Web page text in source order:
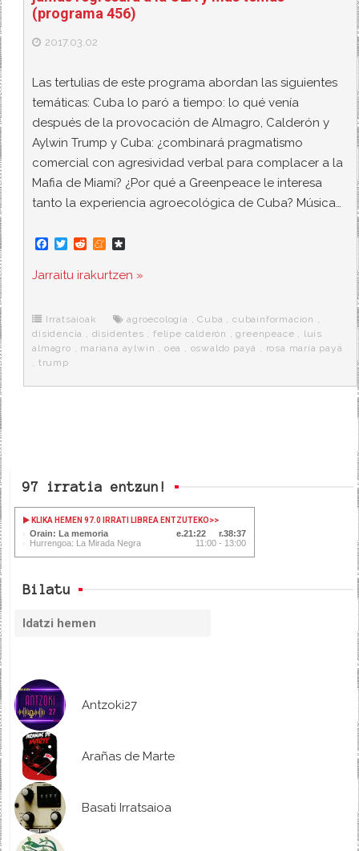
(programa 456)
2017.03.02
Las tertulias de este programa abordan las siguientes
temáticas: Cuba lo paró a tiempo: lo qué venía
después de la provocación de Almagro, Calderón y
Aylwin Trump y Cuba: ¿combinará pragmatismo
comercial con agresividad verbal para complacer a la
Mafia de Miami? ¿Por qué a Greenpeace le interesa
tanto la experiencia agroecológica de Cuba? Música…
F
c
e
o
k
T
i
t
r
R
d
d
M
n
e
e
a
s
r
a
Jarraitu irakurtzen »
Irratsaioak agroecología ,Cuba , cubainformacion ,
disidencia , disidentes ,felipe calderón ,greenpeace , luis
almagro , mariana aylwin , oea , oswaldo payá , rosa maría payá
, trump
97 irratia entzun!
KLIKA HEMEN 97.0 IRRATI LIBREA ENTZUTEKO>>
Orain: La memoria 21:22
38:37
Hurrengoa: La Mirada Negra
11:00 - 13:00
Bilatu
Antzoki27
Arañas de Marte
Basati Irratsaioa